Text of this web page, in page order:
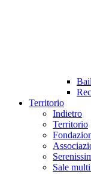
Territorio
Indietro
Territorio
Sale